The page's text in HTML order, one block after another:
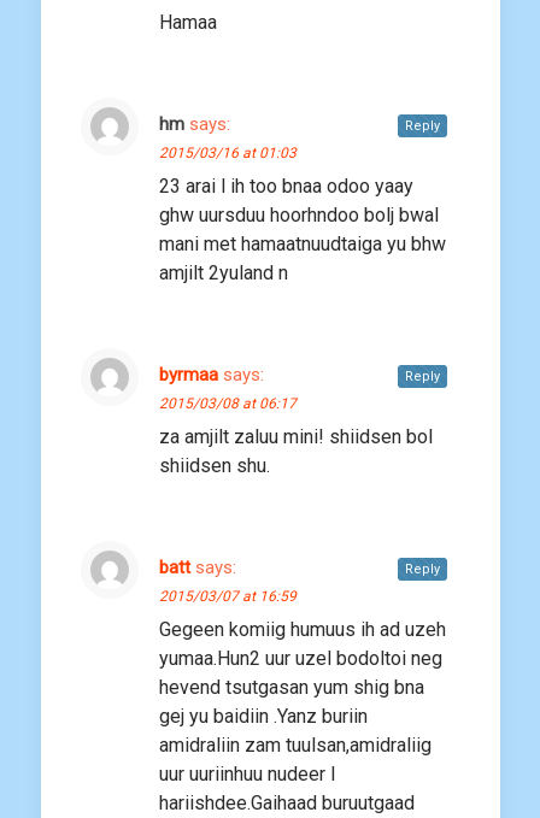
Hamaa
hm says:
2015/03/16 at 01:03
23 arai l ih too bnaa odoo yaay
ghw uursduu hoorhndoo bolj bwal
mani met hamaatnuudtaiga yu bhw
amjilt 2yuland n
Reply
byrmaa says:
2015/03/08 at 06:17
za amjilt zaluu mini! shiidsen bol
shiidsen shu.
Reply
batt says:
2015/03/07 at 16:59
Gegeen komiig humuus ih ad uzeh
yumaa.Hun2 uur uzel bodoltoi neg
hevend tsutgasan yum shig bna
gej yu baidiin .Yanz buriin
amidraliin zam tuulsan,amidraliig
uur uuriinhuu nudeer l
hariishdee.Gaihaad buruutgaad
Reply